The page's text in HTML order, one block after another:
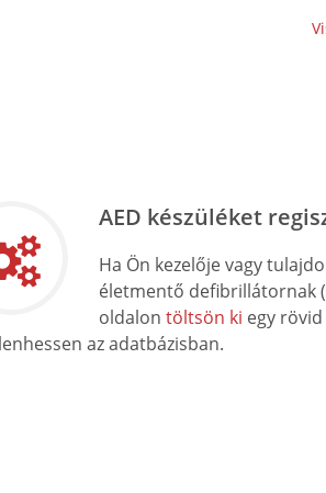
AED készüléket
Ha Ön kezelője vagy
életmentő defibrillátornak
oldalon töltsön ki egy
az adatbázisban.